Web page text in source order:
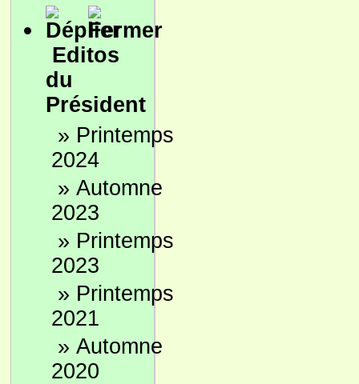
Editos
du
Président
» Printemps
2024
» Automne
2023
» Printemps
2023
» Printemps
2021
» Automne
2020